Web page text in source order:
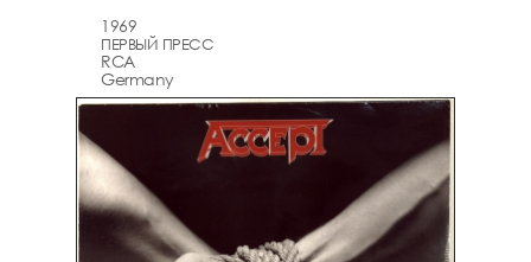
1969
ПЕРВЫЙ ПРЕСС
RCA
Germany